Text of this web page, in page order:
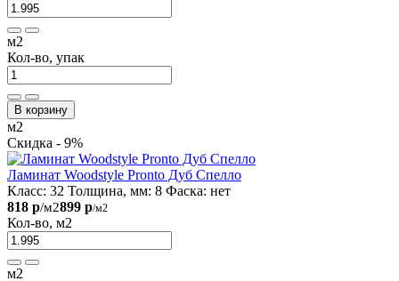
м2
Кол-во, упак
В корзину
м2
Скидка - 9%
Ламинат Woodstyle Pronto Дуб Спелло
Класс: 32 Толщина, мм: 8 Фаска: нет
818 р/м2899 р/м2
Кол-во, м2
м2